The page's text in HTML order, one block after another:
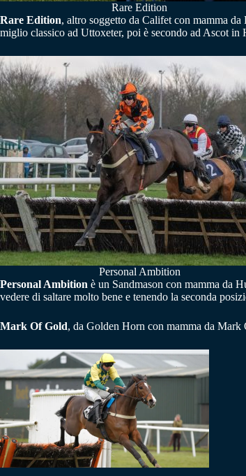
Rare Edition
Rare Edition, altro soggetto da Califet con mamma
miglio classico ad Uttoxeter, poi è secondo ad Ascot in
Personal Ambition
Personal Ambition è un Sandmason con mamma da
vedere di saltare molto bene e tenendo la seconda
Mark Of Gold, da Golden Horn con mamma da Mark